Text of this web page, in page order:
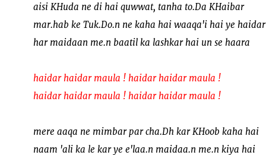
aisi KHuda ne di hai quwwat, tanha to.Da KHaibar
mar.hab ke Tuk.Do.n ne kaha hai waaqa'i hai ye haidar
har maidaan me.n baatil ka lashkar hai un se haara
haidar haidar maula ! haidar haidar maula !
haidar haidar maula ! haidar haidar maula !
mere aaqa ne mimbar par cha.Dh kar KHoob kaha hai
naam 'ali ka le kar ye e'laa.n maidaa.n me.n kiya hai